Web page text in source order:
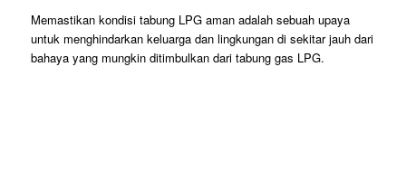
Memastikan kondisi tabung LPG aman adalah sebuah upaya
untuk menghindarkan keluarga dan lingkungan di sekitar jauh dari
bahaya yang mungkin ditimbulkan dari tabung gas LPG.